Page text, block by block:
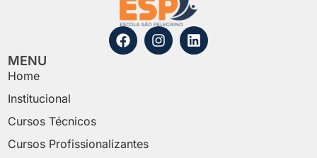
MENU
Home
Institucional
Cursos Técnicos
Cursos Profissionalizantes